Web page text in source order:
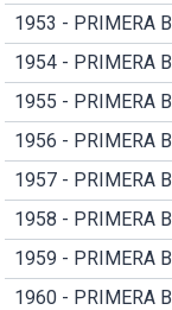
1953 - PRIMERA B
1954 - PRIMERA B
1955 - PRIMERA B
1956 - PRIMERA B
1957 - PRIMERA B
1958 - PRIMERA B
1959 - PRIMERA B
1960 - PRIMERA B